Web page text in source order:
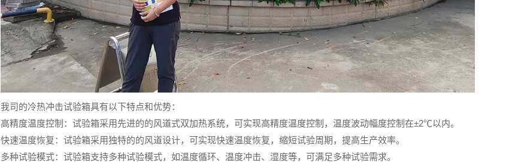
我司的冷热冲击试验箱具有以下特点和优势：
高精度温度控制：试验箱采用先进的的风道式双加热系统，可实现高精度温度控制，温度波动幅度控制在±2℃以内。
快速温度恢复：试验箱采用独特的的风道设计，可实现快速温度恢复，缩短试验周期，提高生产效率。
多种试验模式：试验箱支持多种试验模式，如温度循环、温度冲击、湿度等，可满足多种试验需求。